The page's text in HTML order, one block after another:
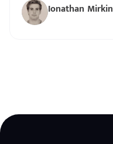
Ionathan Mirkin